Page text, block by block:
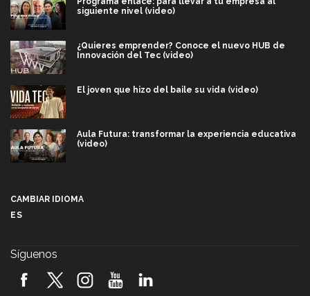
siguiente nivel (video)
¿Quieres emprender? Conoce el nuevo HUB de
Innovación del Tec (video)
El joven que hizo del baile su vida (video)
Aula Futura: transformar la experiencia educativa
(video)
2026! (video)
CAMBIAR IDIOMA
ES
Síguenos